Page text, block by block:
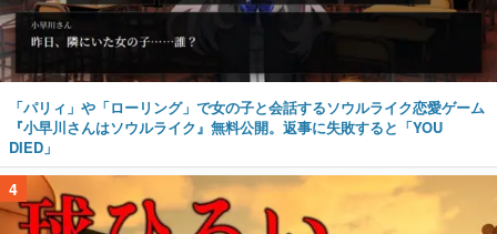
「パリィ」や「ローリング」で女の子と会話するソウルライク恋愛ゲーム
『小早川さんはソウルライク』無料公開。返事に失敗すると「YOU
DIED」
4